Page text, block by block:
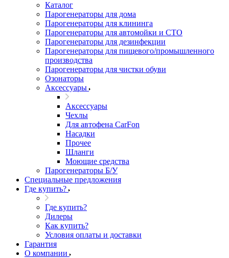
Каталог
Парогенераторы для дома
Парогенераторы для клининга
Парогенераторы для автомойки и СТО
Парогенераторы для дезинфекции
Парогенераторы для пищевого/промышленного
производства
Парогенераторы для чистки обуви
Озонаторы
Аксессуары
Аксессуары
Чехлы
Для автофена CarFon
Насадки
Прочее
Шланги
Моющие средства
Парогенераторы Б/У
Специальные предложения
Где купить?
Где купить?
Дилеры
Как купить?
Условия оплаты и доставки
Гарантия
О компании